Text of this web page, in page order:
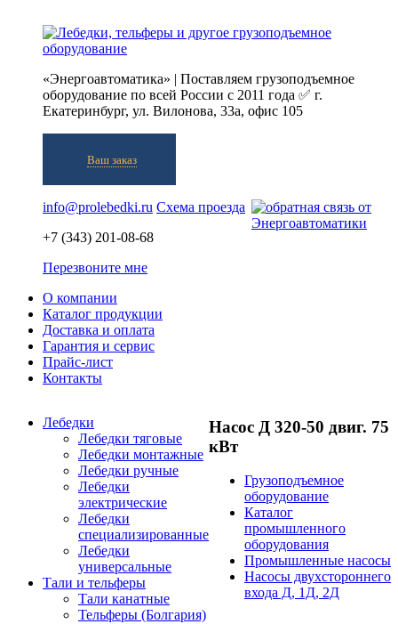
«Энергоавтоматика» | Поставляем грузоподъемное
оборудование по всей России с 2011 года ✅ г.
Екатеринбург, ул. Вилонова, 33а, офис 105
Ваш заказ
info@prolebedki.ru Схема проезда
+7 (343) 201-08-68
Перезвоните мне
О компании
Каталог продукции
Доставка и оплата
Гарантия и сервис
Прайс-лист
Контакты
Лебедки
Лебедки тяговые
Лебедки монтажные
Лебедки ручные
Лебедки
электрические
Лебедки
специализированные
Лебедки
универсальные
Тали и тельферы
Тали канатные
Тельферы (Болгария)
Насос Д 320-50 двиг. 75
кВт
Грузоподъемное
оборудование
Каталог
промышленного
оборудования
Промышленные насосы
Насосы двухстороннего
входа Д, 1Д, 2Д